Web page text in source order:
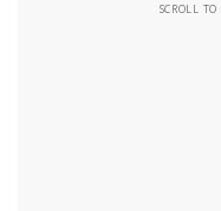
SCROLL